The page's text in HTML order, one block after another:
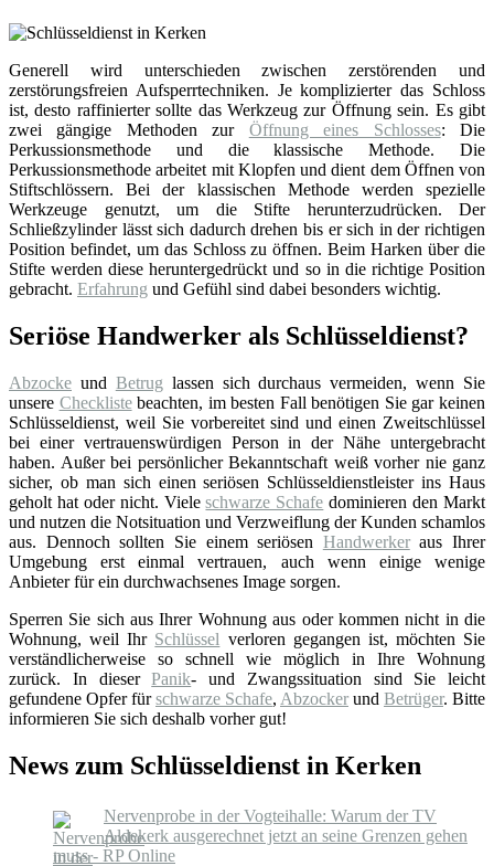
Generell wird unterschieden zwischen zerstörenden und
zerstörungsfreien Aufsperrtechniken. Je komplizierter das Schloss
ist, desto raffinierter sollte das Werkzeug zur Öffnung sein. Es gibt
zwei gängige Methoden zur Öffnung eines Schlosses: Die
Perkussionsmethode und die klassische Methode. Die
Perkussionsmethode arbeitet mit Klopfen und dient dem Öffnen von
Stiftschlössern. Bei der klassischen Methode werden spezielle
Werkzeuge genutzt, um die Stifte herunterzudrücken. Der
Schließzylinder lässt sich dadurch drehen bis er sich in der richtigen
Position befindet, um das Schloss zu öffnen. Beim Harken über die
Stifte werden diese heruntergedrückt und so in die richtige Position
gebracht. Erfahrung und Gefühl sind dabei besonders wichtig.
Seriöse Handwerker als Schlüsseldienst?
Abzocke und Betrug lassen sich durchaus vermeiden, wenn Sie
unsere Checklistebeachten, im besten Fall benötigen Sie gar keinen
Schlüsseldienst, weil Sie vorbereitet sind und einen Zweitschlüssel
bei einer vertrauenswürdigen Person in der Nähe untergebracht
haben. Außer bei persönlicher Bekanntschaft weiß vorher nie ganz
sicher, ob man sich einen seriösen Schlüsseldienstleister ins Haus
geholt hat oder nicht. Vieleschwarze Schafe dominieren den Markt
und nutzen die Notsituation und Verzweiflung der Kunden schamlos
aus. Dennoch sollten Sie einem seriösen Handwerkeraus Ihrer
Umgebung erst einmal vertrauen, auch wenn einige wenige
Anbieter für ein durchwachsenes Image sorgen.
Sperren Sie sich aus Ihrer Wohnung aus oder kommen nicht in die
Wohnung, weil Ihr Schlüssel verloren gegangen ist, möchten Sie
verständlicherweise so schnell wie möglich in Ihre Wohnung
zurück. In dieserPanik- und Zwangssituation sind Sie leicht
gefundene Opfer fürschwarze Schafe, Abzocker und Betrüger. Bitte
informieren Sie sich deshalb vorher gut!
News zum Schlüsseldienst in Kerken
Nervenprobe in der Vogteihalle: Warum der TV
Aldekerk ausgerechnet jetzt an seine Grenzen gehen
muss - RP Online